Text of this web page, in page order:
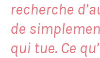
recherche
de
qui tue. Ce